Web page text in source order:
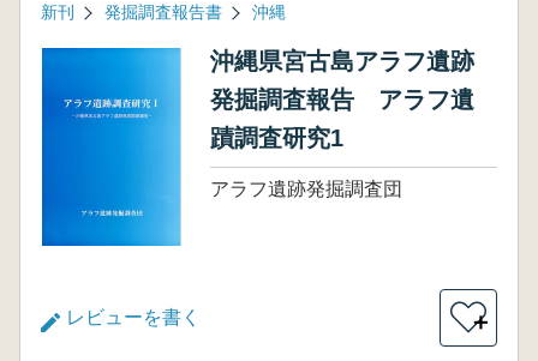
新刊 発掘調査報告書 沖縄
沖縄県宮古島アラフ遺跡
発掘調査報告 アラフ遺
蹟調査研究1
アラフ遺跡発掘調査団
レビューを書く ＋